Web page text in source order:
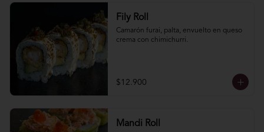
Fily Roll
Camarón furai, palta, envuelto en queso
crema con chimichurri.
$12.900
Mandi Roll